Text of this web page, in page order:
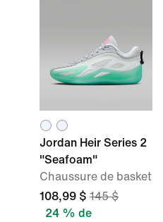
Jordan Heir Series 2
"Seafoam"
Chaussure de basket
108,99 $ 145 $
24 % de